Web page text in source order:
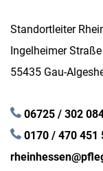
Standortleiter
Ingelheimer
55435 Gau-
06725 / 302
0170 / 470 451